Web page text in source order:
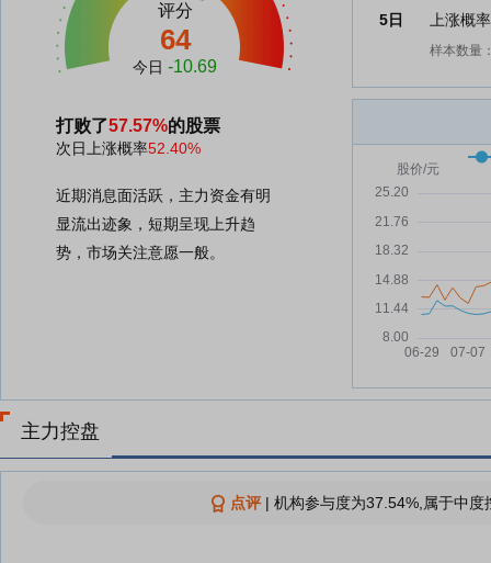
评分
64
今日 -10.69
打败了57.57%的股票
次日上涨概率52.40%
近期消息面活跃，主力资金有明
显流出迹象，短期呈现上升趋
势，市场关注意愿一般。
5日 上涨概
样本数量
主力控盘
点评| 机构参与度为37.54%,属于中